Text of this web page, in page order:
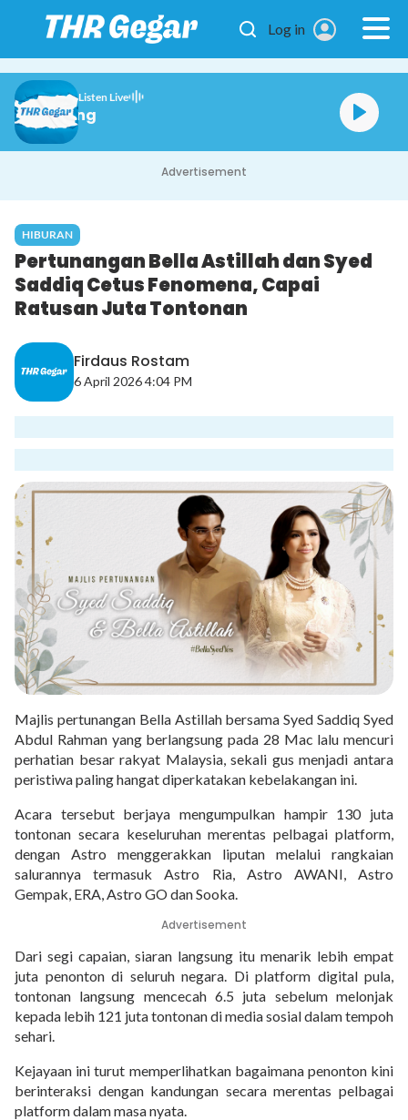
Log in
Listen Live
Gegar Petang
Advertisement
HIBURAN
Pertunangan Bella Astillah dan Syed
Saddiq Cetus Fenomena, Capai
Ratusan Juta Tontonan
Firdaus Rostam
6 April 2026 4:04 PM
Majlis pertunangan Bella Astillah bersama Syed Saddiq Syed
Abdul Rahman yang berlangsung pada 28 Mac lalu mencuri
perhatian besar rakyat Malaysia, sekali gus menjadi antara
peristiwa paling hangat diperkatakan kebelakangan ini.
Acara tersebut berjaya mengumpulkan hampir 130 juta
tontonan secara keseluruhan merentas pelbagai platform,
dengan Astro menggerakkan liputan melalui rangkaian
salurannya termasuk Astro Ria, Astro AWANI, Astro
Gempak, ERA, Astro GO dan Sooka.
Advertisement
Dari segi capaian, siaran langsung itu menarik lebih empat
juta penonton di seluruh negara. Di platform digital pula,
tontonan langsung mencecah 6.5 juta sebelum melonjak
kepada lebih 121 juta tontonan di media sosial dalam tempoh
sehari.
Kejayaan ini turut memperlihatkan bagaimana penonton kini
berinteraksi dengan kandungan secara merentas pelbagai
platform dalam masa nyata.